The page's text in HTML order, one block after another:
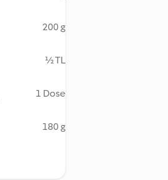
200 g
½ TL
1 Dose
180 g